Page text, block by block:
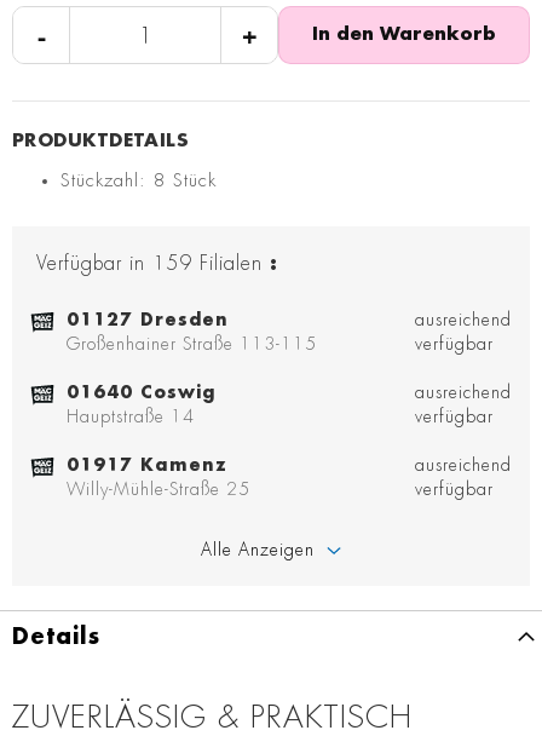
- + In den Warenkorb
Stückzahl: 8 Stück
Verfügbar in 159 Filialen :
01127 Dresden
Großenhainer Straße 113-115
ausreichend
verfügbar
01640 Coswig
Hauptstraße 14
ausreichend
verfügbar
01917 Kamenz
Willy-Mühle-Straße 25
ausreichend
verfügbar
Alle Anzeigen
Details
ZUVERLÄSSIG & PRAKTISCH